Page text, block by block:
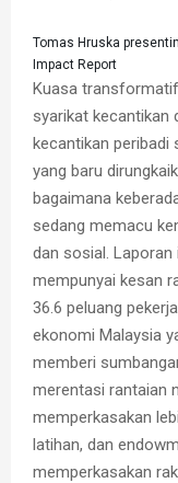
Tomas Hruska
Impact Report
Kuasa
syarikat kecantikan
kecantikan peribadi
yang baru
bagaimana
sedang memacu
dan sosial.
mempunyai kesan
36.6 peluang
ekonomi Malaysia
memberi
merentasi rantaian
memperkasakan
latihan, dan
memperkasakan